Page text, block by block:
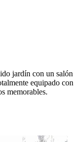
jardín con un salón
equipado con
memorables.